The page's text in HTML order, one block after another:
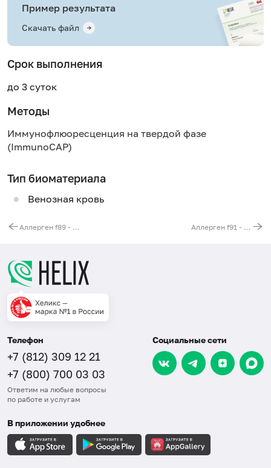
Пример результата
Скачать файл
Срок выполнения
до 3 суток
Методы
Иммунофлюоресценция на твердой фазе
(ImmunoCAP)
Тип биоматериала
Венозная кровь
Аллерген f89 - горчица, IgE (ImmunoCAP) Аллерген f91 - манго, IgE (ImmunoCAP)
Телефон
+7 (812) 309 12 21
+7 (800) 700 03 03
Ответим на любые вопросы
по работе и услугам
Социальные сети
В приложении удобнее